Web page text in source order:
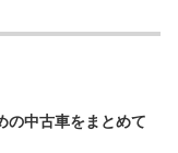
の中古車をまとめて